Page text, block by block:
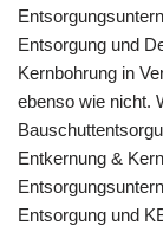
Entsorgung und
Kernbohrung in
ebenso wie nicht.
Entkernung &
Entsorgung und